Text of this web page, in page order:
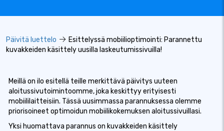
Päivitä luettelo
Esittelyssä mobiilioptimointi: Parannettu
kuvakkeiden käsittely uusilla laskeutumissivuilla!
Meillä on ilo esitellä teille merkittävä päivitys uuteen
aloitussivutoimintoomme, joka keskittyy erityisesti
mobiililaitteisiin. Tässä uusimmassa parannuksessa olemme
priorisoineet optimoidun mobiilikokemuksen aloitussivuillasi.
Yksi huomattava parannus on kuvakkeiden käsittely